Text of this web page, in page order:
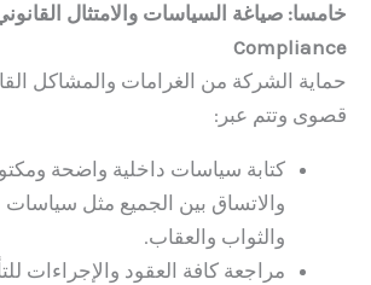
Compliance
حماية الشركة من الغرامات والمشاكل
قصوى وتتم عبر:
كتابة سياسات داخلية واضحة
والاتساق بين الجميع مثل سياسات
والثواب والعقاب.
مراجعة كافة العقود والإجراءات